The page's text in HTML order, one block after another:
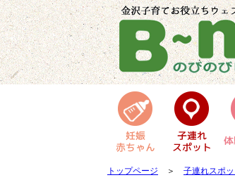
トップページ ＞ 子連れスポッ